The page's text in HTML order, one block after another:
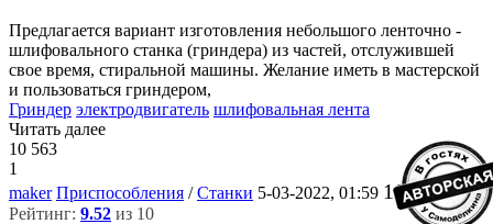
Предлагается вариант изготовления небольшого ленточно -
шлифовального станка (гриндера) из частей, отслужившей
свое время, стиральной машины. Желание иметь в мастерской
и пользоваться гриндером,
Гриндер электродвигатель шлифовальная лента
Читать далее
10 563
1
maker Приспособления /Станки 5-03-2022, 01:59 16
Рейтинг: 9.52 из 10